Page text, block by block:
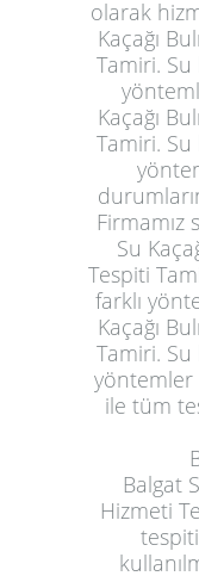
olarak
Kaçağı
Tamiri. Su
Kaçağı
Tamiri. Su
Firmamız
Su
Tespiti
farklı
Kaçağı
Tamiri. Su
yöntemler
ile tüm
Balgat
Hizmeti